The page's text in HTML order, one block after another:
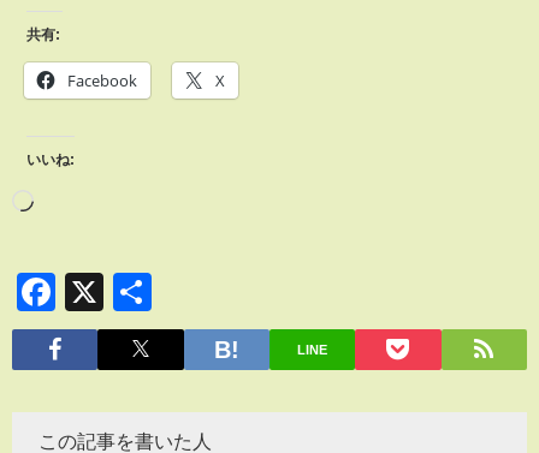
共有:
Facebook X
いいね:
Facebook
X
有
LINE
この記事を書いた人